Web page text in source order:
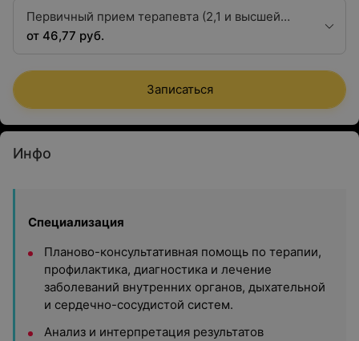
Первичный прием терапевта (2,1 и высшей
категории)
от 46,77 руб.
Записаться
Инфо
Специализация
Планово-консультативная помощь по терапии,
профилактика, диагностика и лечение
заболеваний внутренних органов, дыхательной
и сердечно-сосудистой систем.
Анализ и интерпретация результатов